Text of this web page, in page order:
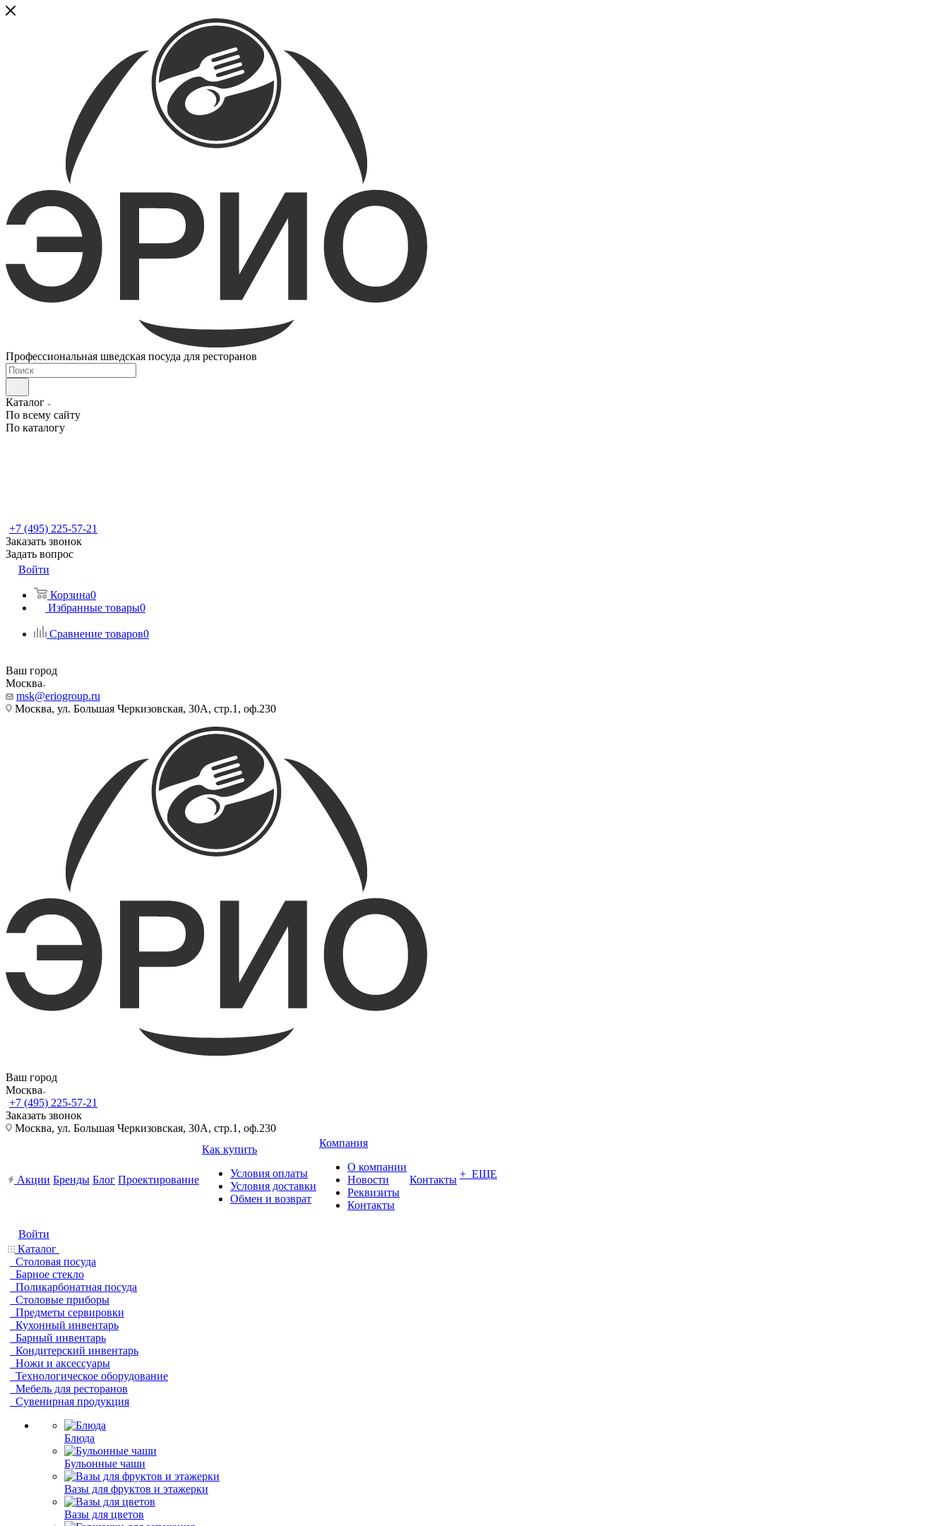
Профессиональная шведская посуда для ресторанов
Каталог
По всему сайту
По каталогу
+7 (495) 225-57-21
Заказать звонок
Задать вопрос
Войти
Корзина0
Избранные товары0
Сравнение товаров0
Ваш город
Москва
msk@eriogroup.ru
Москва, ул. Большая Черкизовская, 30А, стр.1, оф.230
Ваш город
Москва
+7 (495) 225-57-21
Заказать звонок
Москва, ул. Большая Черкизовская, 30А, стр.1, оф.230
Акции Бренды Блог Проектирование
Как купить
Условия оплаты
Условия доставки
Обмен и возврат
Компания
О компании
Новости
Реквизиты
Контакты
Контакты + ЕЩЕ
Войти
Каталог
Столовая посуда
Барное стекло
Поликарбонатная посуда
Столовые приборы
Предметы сервировки
Кухонный инвентарь
Барный инвентарь
Кондитерский инвентарь
Ножи и аксессуары
Технологическое оборудование
Мебель для ресторанов
Сувенирная продукция
Блюда
Бульонные чаши
Вазы для фруктов и этажерки
Вазы для цветов